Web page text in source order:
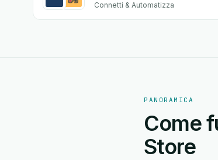
Connetti & Automatizza
PANORAMICA
Come
Store